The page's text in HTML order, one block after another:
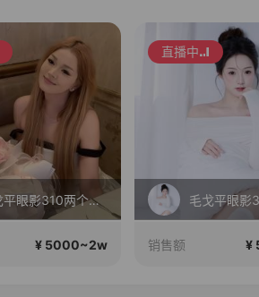
毛戈平眼影310两个正装！
¥ 5000~2w
直播中
销售额 ¥